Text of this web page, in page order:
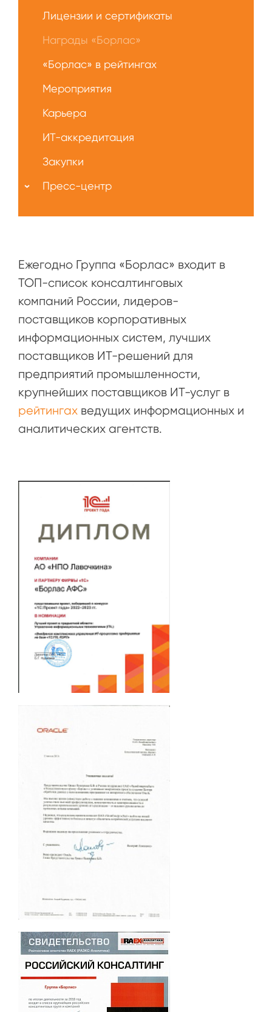
Ежегодно Группа «Борлас» входит в
ТОП-список консалтинговых
компаний России, лидеров-
поставщиков корпоративных
информационных систем, лучших
поставщиков ИТ-решений для
предприятий промышленности,
крупнейших поставщиков ИТ-услуг в
рейтингах ведущих информационных и
аналитических агентств.
Лицензии и сертификаты
Награды «Борлас»
«Борлас» в рейтингах
Мероприятия
Карьера
ИТ-аккредитация
Закупки
Пресс-центр